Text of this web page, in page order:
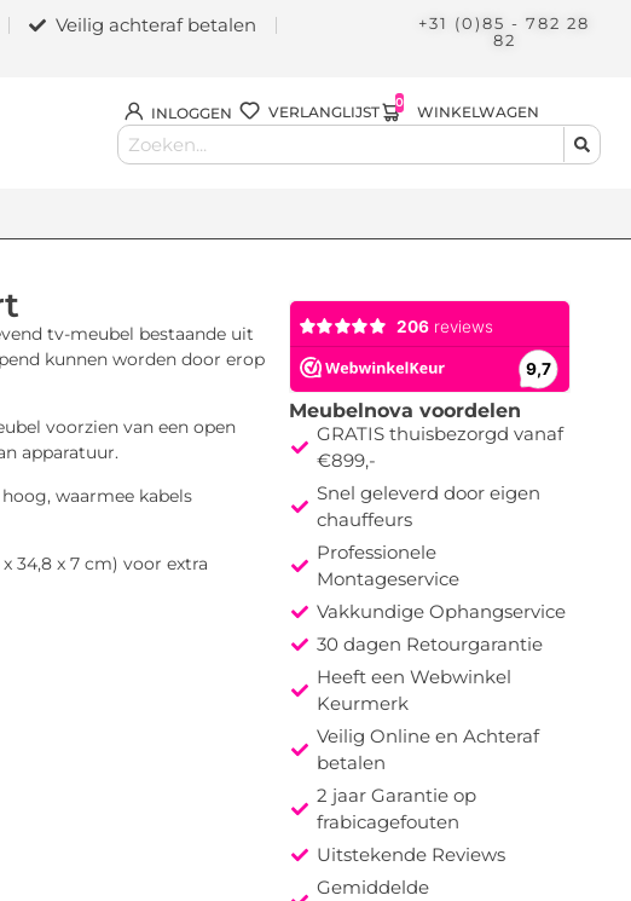
Veilig achteraf betalen
+31 (0)85 - 782 28
82
INLOGGEN VERLANGLIJST WINKELWAGEN
0
tv-meubel bestaande uit
kunnen worden door erop
voorzien van een open
apparatuur.
waarmee kabels
34,8 x 7 cm) voor extra
Meubelnova voordelen
GRATIS thuisbezorgd vanaf
€899,-
Snel geleverd door eigen
chauffeurs
Professionele
Montageservice
Vakkundige Ophangservice
30 dagen Retourgarantie
Heeft een Webwinkel
Keurmerk
Veilig Online en Achteraf
betalen
2 jaar Garantie op
frabicagefouten
Uitstekende Reviews
Gemiddelde